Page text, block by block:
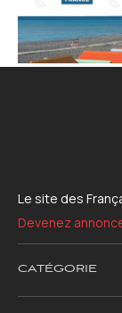
Le site des
Devenez
CATÉGORIE